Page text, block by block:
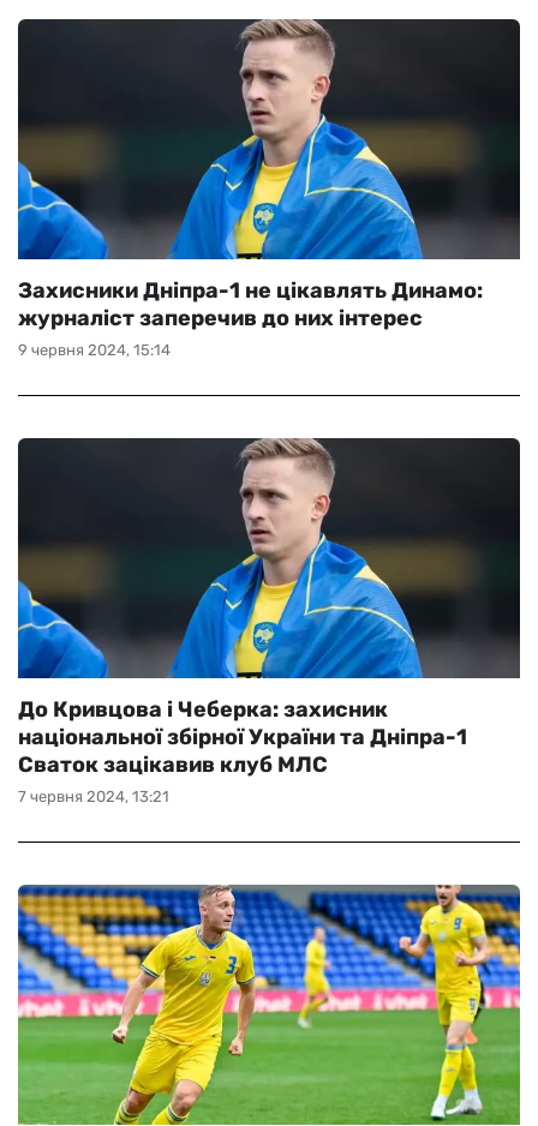
9 червня 2024, 15:14
Захисники Дніпра-1 не цікавлять Динамо:
журналіст заперечив до них інтерес
7 червня 2024, 13:21
До Кривцова і Чеберка: захисник
національної збірної України та Дніпра-1
Сваток зацікавив клуб МЛС